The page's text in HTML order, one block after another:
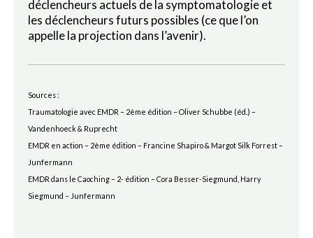
déclencheurs actuels de la symptomatologie et
les déclencheurs futurs possibles (ce que l’on
appelle la projection dans l’avenir).
Sources :
Traumatologie avec EMDR – 2ème édition – Oliver Schubbe (éd.) –
Vandenhoeck & Ruprecht
EMDR en action – 2ème édition – Francine Shapiro & Margot Silk Forrest –
Junfermann
EMDR dans le Caoching – 2- édition – Cora Besser-Siegmund, Harry
Siegmund – Junfermann